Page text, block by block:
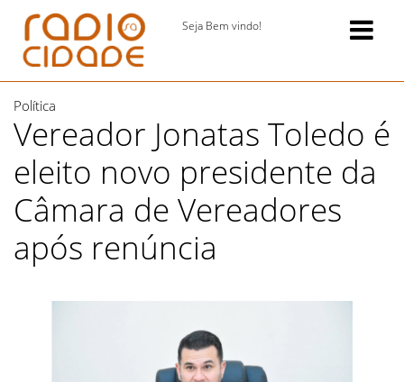
Seja Bem vindo!
Política
Vereador Jonatas Toledo é
eleito novo presidente da
Câmara de Vereadores
após renúncia